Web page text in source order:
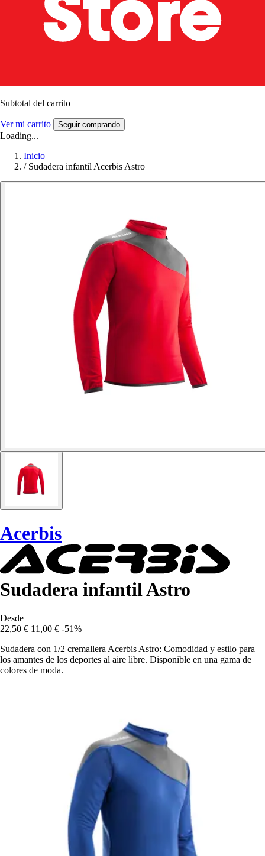
Subtotal del carrito
Ver mi carrito Seguir comprando
Loading...
Inicio
/ Sudadera infantil Acerbis Astro
Acerbis
Sudadera infantil Astro
Desde
22,50 € 11,00 € -51%
Sudadera con 1/2 cremallera Acerbis Astro: Comodidad y estilo para
los amantes de los deportes al aire libre. Disponible en una gama de
colores de moda.